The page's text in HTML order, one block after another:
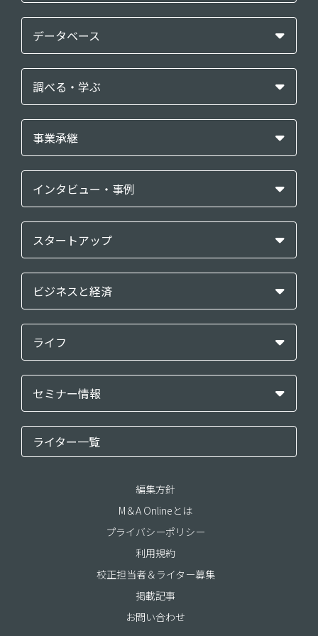
データベース
調べる・学ぶ
事業承継
インタビュー・事例
スタートアップ
ビジネスと経済
ライフ
セミナー情報
ライター一覧
編集方針
M＆A Onlineとは
プライバシーポリシー
利用規約
校正担当者＆ライター募集
掲載記事
お問い合わせ